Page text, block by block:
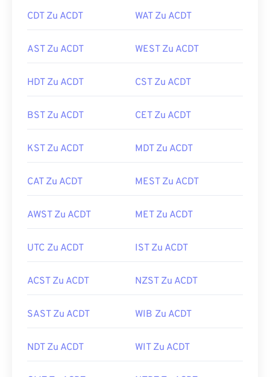
CDT Zu ACDT WAT Zu ACDT
AST Zu ACDT WEST Zu ACDT
HDT Zu ACDT CST Zu ACDT
BST Zu ACDT CET Zu ACDT
KST Zu ACDT MDT Zu ACDT
CAT Zu ACDT MEST Zu ACDT
AWST Zu ACDT MET Zu ACDT
UTC Zu ACDT IST Zu ACDT
ACST Zu ACDT NZST Zu ACDT
SAST Zu ACDT WIB Zu ACDT
NDT Zu ACDT WIT Zu ACDT